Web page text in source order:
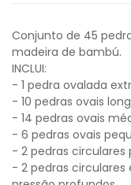
Conjunto de 45
madeira de bambú.
INCLUI:
- 1 pedra ovalada
- 10 pedras ovais
- 14 pedras ovais
- 6 pedras ovais
- 2 pedras circulares
- 2 pedras circulares